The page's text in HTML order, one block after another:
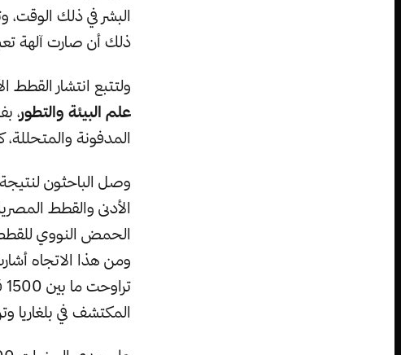
البشر في ذلك
ذلك أن صارت آلهة
ولتتبع انتشار القطط
علم البيئة والتطور،
المدفونة
وصل الباحثون
الأدنى والقطط
الحمض النووي للقطط
ومن هذا الاتجاه
المكتشف في بلغاريا